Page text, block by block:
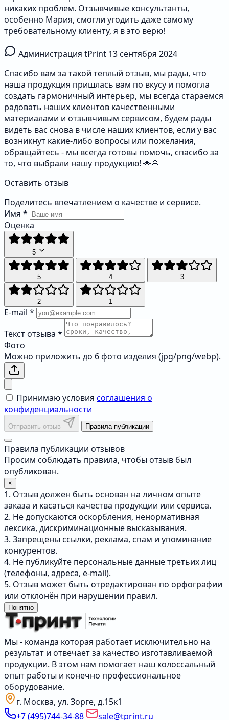
никаких проблем. Отзывчивые консультанты,
особенно Мария, смогли угодить даже самому
требовательному клиенту, я в это верю!
Администрация tPrint 13 сентября 2024
Спасибо вам за такой теплый отзыв, мы рады, что
наша продукция пришлась вам по вкусу и помогла
создать гармоничный интерьер, мы всегда стараемся
радовать наших клиентов качественными
материалами и отзывчивым сервисом, будем рады
видеть вас снова в числе наших клиентов, если у вас
возникнут какие-либо вопросы или пожелания,
обращайтесь - мы всегда готовы помочь, спасибо за
то, что выбрали нашу продукцию! 🌟🌸
Оставить отзыв
Поделитесь впечатлением о качестве и сервисе.
Имя *
Оценка
5
5 4 3
2 1
E-mail *
Текст отзыва *
Фото
Можно приложить до 6 фото изделия (jpg/png/webp).
Принимаю условия соглашения о
конфиденциальности
Отправить отзыв Правила публикации
Правила публикации отзывов
Просим соблюдать правила, чтобы отзыв был
опубликован.
×
1. Отзыв должен быть основан на личном опыте
заказа и касаться качества продукции или сервиса.
2. Не допускаются оскорбления, ненормативная
лексика, дискриминационные высказывания.
3. Запрещены ссылки, реклама, спам и упоминание
конкурентов.
4. Не публикуйте персональные данные третьих лиц
(телефоны, адреса, e-mail).
5. Отзыв может быть отредактирован по орфографии
или отклонён при нарушении правил.
Понятно
Мы - команда которая работает исключительно на
результат и отвечает за качество изготавливаемой
продукции. В этом нам помогает наш колоссальный
опыт работы и конечно профессиональное
оборудование.
г. Москва, ул. Зорге, д.15к1
+7 (495)744-34-88
sale@tprint.ru